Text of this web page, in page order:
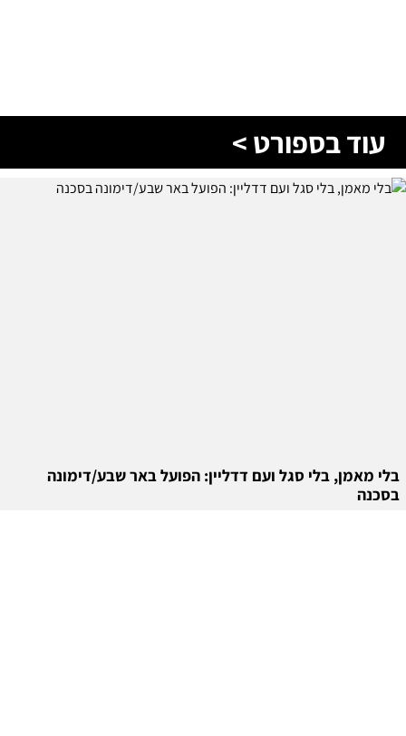
עוד בספורט >
בלי מאמן, בלי סגל ועם דדליין: הפועל באר שבע/דימונה
בסכנה